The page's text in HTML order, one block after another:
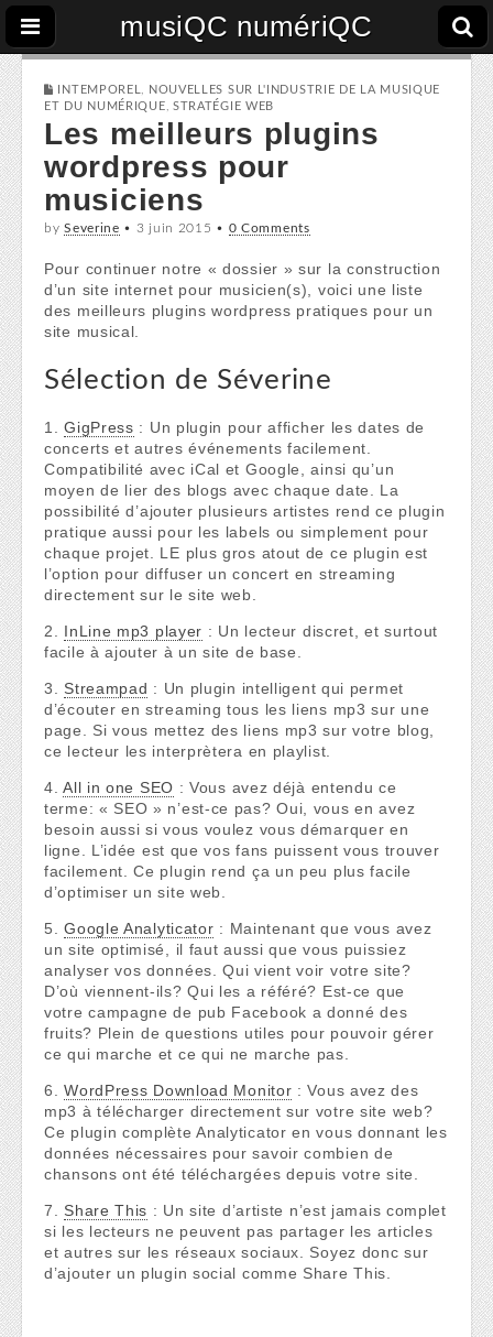
musiQC numériQC
INTEMPOREL
NOUVELLES SUR L'INDUSTRIE DE LA MUSIQUE
ET DU NUMÉRIQUE
STRATÉGIE WEB
Les meilleurs plugins
wordpress pour
musiciens
bySeverine • 3 juin 2015 • 0 Comments
Pour continuer notre « dossier » sur la construction
d’un site internet pour musicien(s), voici une liste
des meilleurs plugins wordpress pratiques pour un
site musical.
Sélection de Séverine
1.GigPress : Un plugin pour afficher les dates de
concerts et autres événements facilement.
Compatibilité avec iCal et Google, ainsi qu’un
moyen de lier des blogs avec chaque date. La
possibilité d’ajouter plusieurs artistes rend ce plugin
pratique aussi pour les labels ou simplement pour
chaque projet. LE plus gros atout de ce plugin est
l’option pour diffuser un concert en streaming
directement sur le site web.
2. InLine mp3 player : Un lecteur discret, et surtout
facile à ajouter à un site de base.
3. Streampad : Un plugin intelligent qui permet
d’écouter en streaming tous les liens mp3 sur une
page. Si vous mettez des liens mp3 sur votre blog,
ce lecteur les interprètera en playlist.
4.All in one SEO : Vous avez déjà entendu ce
terme: « SEO » n’est-ce pas? Oui, vous en avez
besoin aussi si vous voulez vous démarquer en
ligne. L’idée est que vos fans puissent vous trouver
facilement. Ce plugin rend ça un peu plus facile
d’optimiser un site web.
5.Google Analyticator : Maintenant que vous avez
un site optimisé, il faut aussi que vous puissiez
analyser vos données. Qui vient voir votre site?
D’où viennent-ils? Qui les a référé? Est-ce que
votre campagne de pub Facebook a donné des
fruits? Plein de questions utiles pour pouvoir gérer
ce qui marche et ce qui ne marche pas.
6.WordPress Download Monitor : Vous avez des
mp3 à télécharger directement sur votre site web?
Ce plugin complète Analyticator en vous donnant les
données nécessaires pour savoir combien de
chansons ont été téléchargées depuis votre site.
7. Share This : Un site d’artiste n’est jamais complet
si les lecteurs ne peuvent pas partager les articles
et autres sur les réseaux sociaux. Soyez donc sur
d’ajouter un plugin social comme Share This.